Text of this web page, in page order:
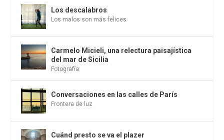
Los descalabros
Los malos son más felices
Carmelo Micieli, una relectura paisajística
del mar de Sicilia
Fotografía
Conversaciones en las calles de París
Frontera de luz
Cuánd presto se va el plazer